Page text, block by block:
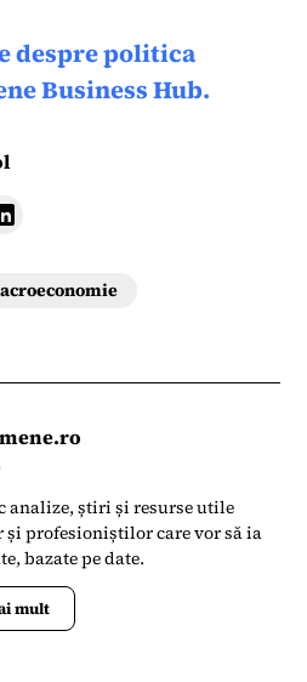
despre politica
Business Hub.
analize, știri și resurse utile
profesioniștilor care vor să ia
bazate pe date.
mult